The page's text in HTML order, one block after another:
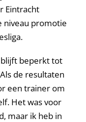
Eintracht
niveau promotie
blijft beperkt tot
de resultaten
een trainer om
Het was voor
maar ik heb in